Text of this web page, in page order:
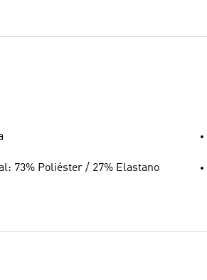
73% Poliéster / 27% Elastano